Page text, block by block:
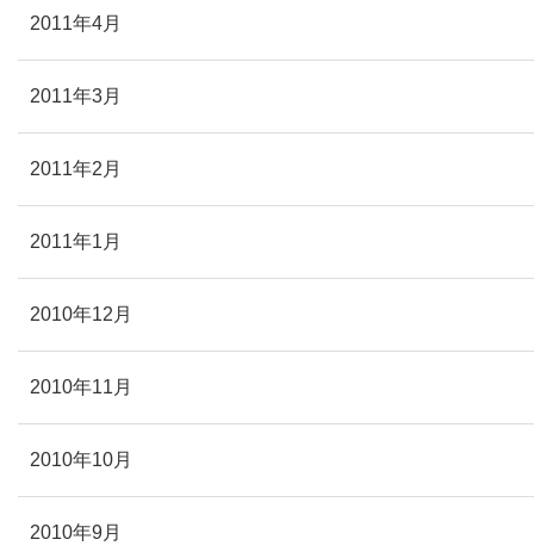
2011年4月
2011年3月
2011年2月
2011年1月
2010年12月
2010年11月
2010年10月
2010年9月